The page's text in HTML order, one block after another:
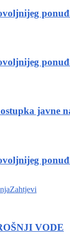
javne
Zahtjevi
VODE